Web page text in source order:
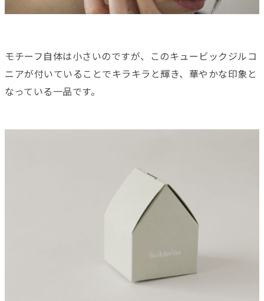
モチーフ自体は小さいのですが、このキュービックジルコ
ニアが付いていることでキラキラと輝き、華やかな 印象と
なっている一品です。